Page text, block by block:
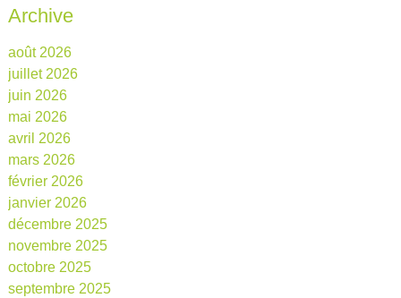
Archive
août 2026
juillet 2026
juin 2026
mai 2026
avril 2026
mars 2026
février 2026
janvier 2026
décembre 2025
novembre 2025
octobre 2025
septembre 2025